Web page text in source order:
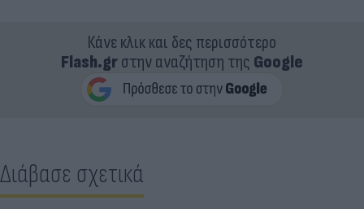
Κάνε κλικ και δες περισσότερο
Flash.grστην αναζήτηση της Google
Διάβασε σχετικά